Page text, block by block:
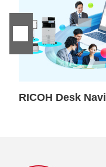
RICOH Desk Navi